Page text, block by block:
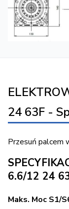
24 63F -
Przesuń palcem
6.6/12 24
Maks. Moc S1/